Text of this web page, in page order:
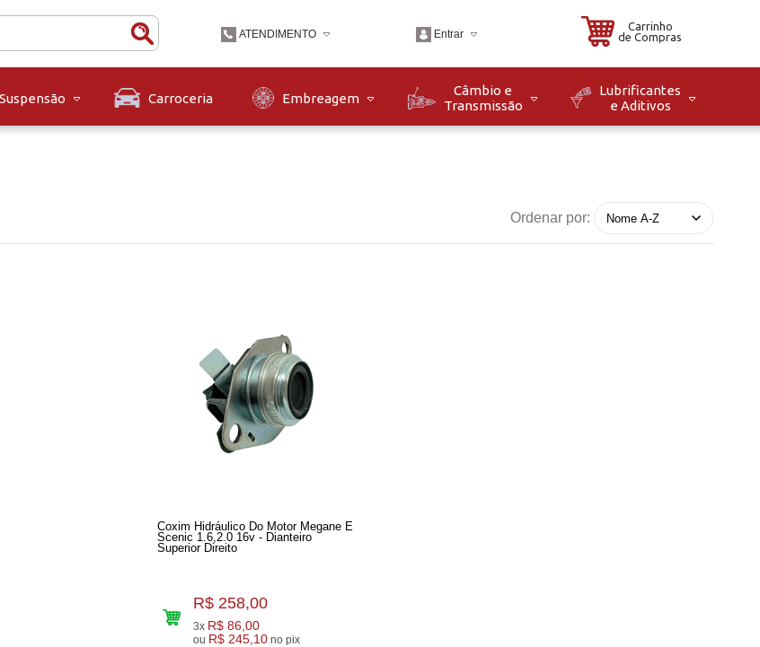
ATENDIMENTO
(47)36319900
Entrar
Carrinho
de Compras
Suspensão Carroceria Embreagem
Câmbio e
Transmissão
Lubrificantes
e Aditivos
Ordenar por:
Coxim Hidráulico Do Motor Megane E
Scenic 1.6,2.0 16v - Dianteiro
Superior Direito
R$ 258,00
3x R$ 86,00
ou R$ 245,10 no pix